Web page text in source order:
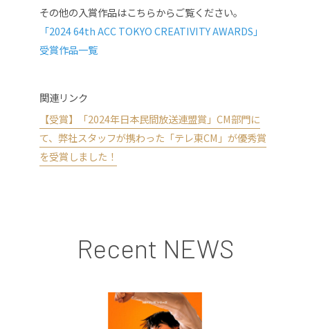
その他の入賞作品はこちらからご覧ください。
「2024 64th ACC TOKYO CREATIVITY AWARDS」
受賞作品一覧
関連リンク
【受賞】「2024年日本民間放送連盟賞」CM部門に
て、弊社スタッフが携わった「テレ東CM」が優秀賞
を受賞しました！
Recent NEWS